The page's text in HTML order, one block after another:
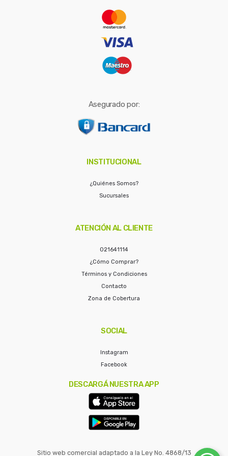
Asegurado por:
INSTITUCIONAL
¿Quiénes Somos?
Sucursales
ATENCIÓN AL CLIENTE
021641114
¿Cómo Comprar?
Términos y Condiciones
Contacto
Zona de Cobertura
SOCIAL
Instagram
Facebook
DESCARGÁ NUESTRA APP
Sitio web comercial adaptado a la Ley No. 4868/13